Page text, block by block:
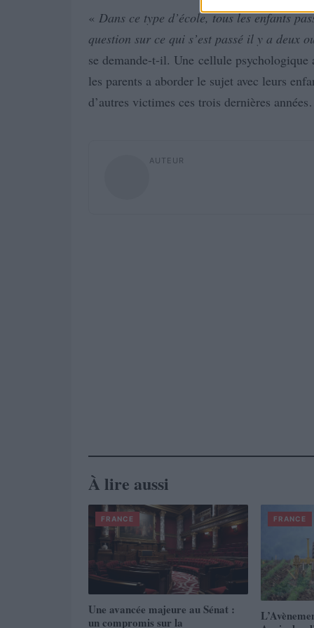
« Dans ce type d’école, tous les enfants
question sur ce qui s’est passé il y a deux
se demande-t-il. Une cellule
les parents a aborder le sujet avec leurs
d’autres victimes ces trois dernières
AUTEUR
À lire aussi
FRANCE
Une avancée majeure au Sénat :
un compromis sur la
FRANCE